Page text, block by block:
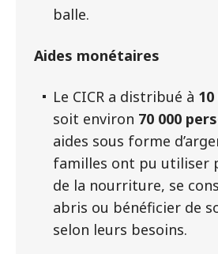
balle.
Aides monétaires
Le CICR a distribué à
soit environ 70 000
aides sous forme
familles ont pu utiliser
de la nourriture, se
abris ou bénéficier de
selon leurs besoins.